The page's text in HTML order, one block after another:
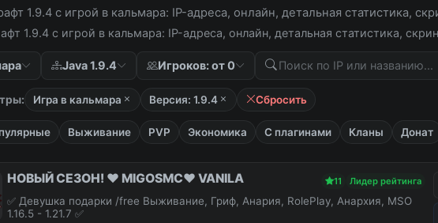
1.9.4 с игрой в кальмара: IP-адреса, онлайн, детальная статистика,
1.9.4 с игрой в кальмара: IP-адреса, онлайн, детальная статистика,
Java 1.9.4 Игроков: от 0
Игра в кальмара Версия: 1.9.4 Сбросить
Выживание PVP Экономика С плагинами Кланы Донат
НОВЫЙ СЕЗОН! ❤️ MIGOSMC❤️ VANILA 11 Лидер рейтинга
✅ Девушка подарки /free Выживание, Гриф, Анария, RolePlay, Анархия, MSO
1.16.5 - 1.21.7 ✅